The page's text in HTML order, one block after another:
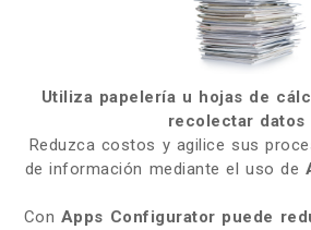
Utiliza papelería u hojas de
recolectar datos
Reduzca costos y agilice sus
de información mediante el uso de
Con Apps Configurator puede